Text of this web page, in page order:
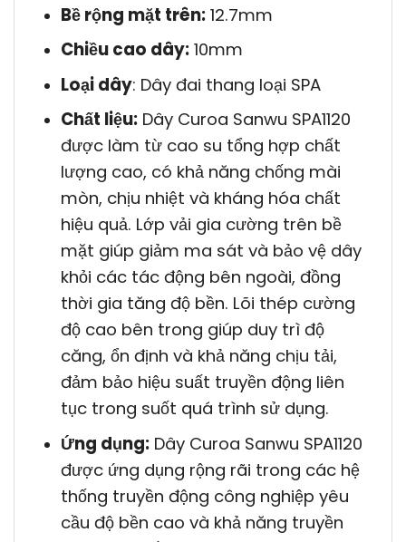
Bề rộng mặt trên:12.7mm
Chiều cao dây:10mm
Loại dây: Dây đai thang loại SPA
Chất liệu:Dây Curoa Sanwu SPA1120
được làm từ cao su tổng hợp chất
lượng cao, có khả năng chống mài
mòn, chịu nhiệt và kháng hóa chất
hiệu quả. Lớp vải gia cường trên bề
mặt giúp giảm ma sát và bảo vệ dây
khỏi các tác động bên ngoài, đồng
thời gia tăng độ bền. Lõi thép cường
độ cao bên trong giúp duy trì độ
căng, ổn định và khả năng chịu tải,
đảm bảo hiệu suất truyền động liên
tục trong suốt quá trình sử dụng.
Ứng dụng:Dây Curoa Sanwu SPA1120
được ứng dụng rộng rãi trong các hệ
thống truyền động công nghiệp yêu
cầu độ bền cao và khả năng truyền